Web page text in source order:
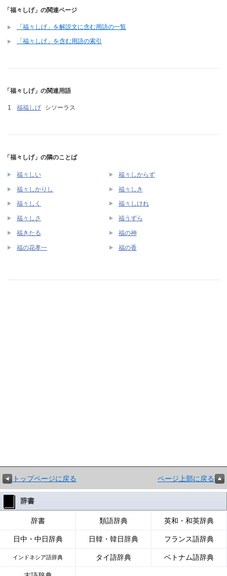
「福々しげ」の関連ページ
「福々しげ」を解説文に含む用語の一覧
「福々しげ」を含む用語の索引
「福々しげ」の関連用語
福福しげ シソーラス
「福々しげ」の隣のことば
福々しい 福々しからず
福々しかりし 福々しき
福々しく 福々しけれ
福々しさ 福うずら
福きたる 福の神
福の花孝一 福の香
トップページに戻る ページ上部に戻る
辞書
辞書 類語辞典 英和・和英辞典
日中・中日辞典 日韓・韓日辞典 フランス語辞典
インドネシア語辞典 タイ語辞典 ベトナム語辞典